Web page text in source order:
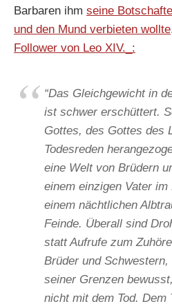
Barbaren ihm seine
und den Mund verbieten wollte
Follower von Leo XIV._:
“Das Gleichgewicht in
ist schwer erschüttert.
Gottes, des Gottes des
Todesreden
eine Welt von Brüdern
einem einzigen Vater
einem nächtlichen
Feinde. Überall sind
statt Aufrufe zum
Brüder und
seiner Grenzen
nicht mit dem Tod. Dem